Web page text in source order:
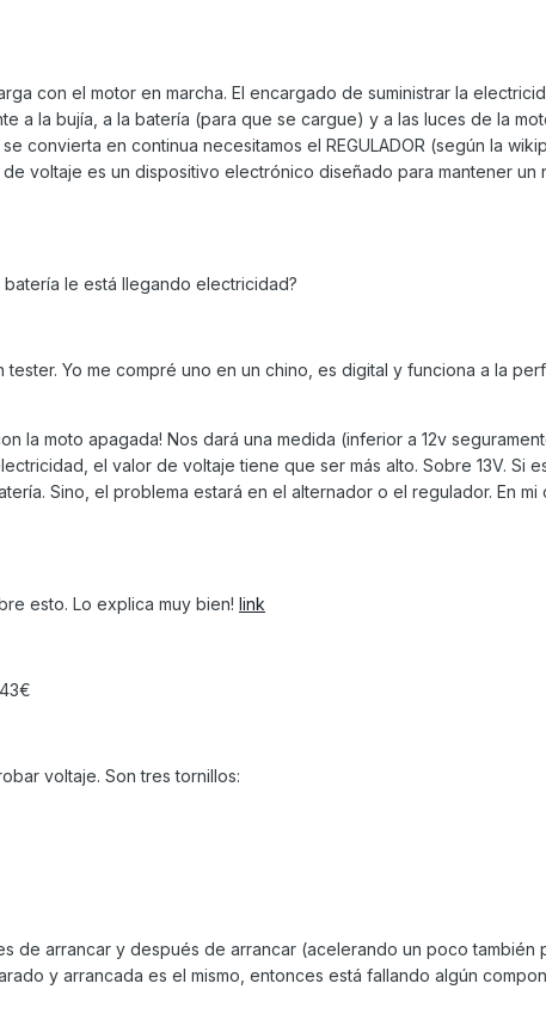
con el motor en marcha. El encargado de suministrar la
a la bujía, a la batería (para que se cargue) y a las luces de la
convierta en continua necesitamos el REGULADOR (según la
voltaje es un dispositivo electrónico diseñado para mantener un
le está llegando electricidad?
tester. Yo me compré uno en un chino, es digital y funciona a la
la moto apagada! Nos dará una medida (inferior a 12v
el valor de voltaje tiene que ser más alto. Sobre 13V. Si
Sino, el problema estará en el alternador o el regulador. En mi
esto. Lo explica muy bien! link
voltaje. Son tres tornillos:
de arrancar y después de arrancar (acelerando un poco también
y arrancada es el mismo, entonces está fallando algún